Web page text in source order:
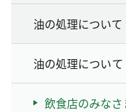
油の処理につい
油の処理につい
飲食店のみな